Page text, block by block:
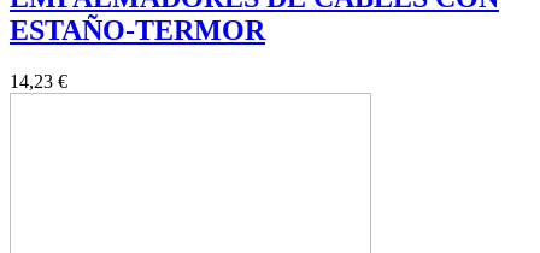
ESTAÑO-TERMOR
14,23 €